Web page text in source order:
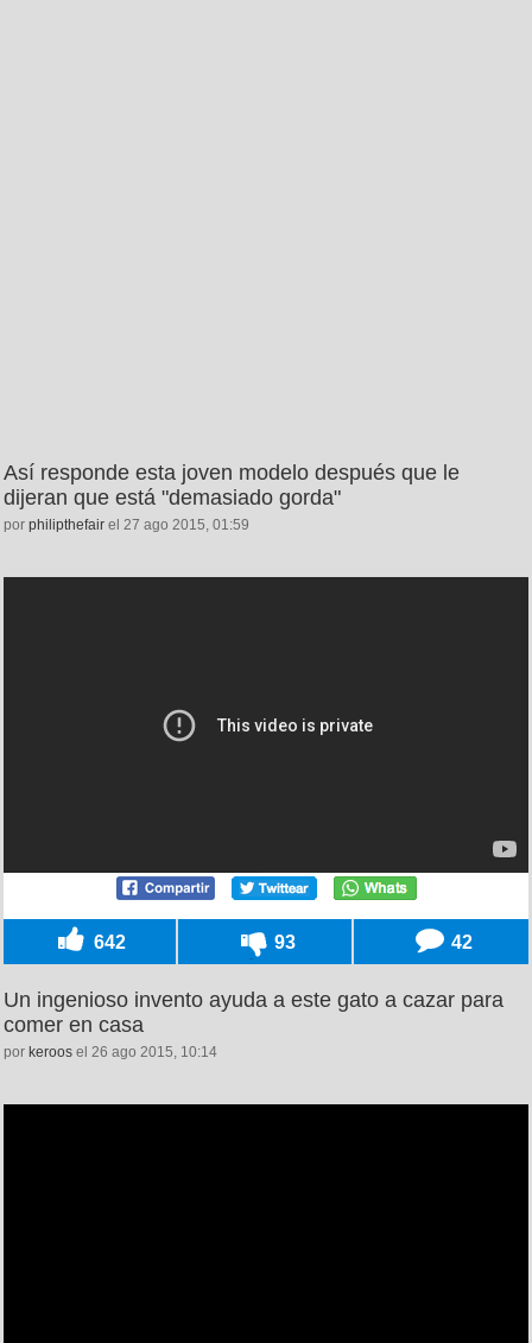
Así responde esta joven modelo después que le
dijeran que está "demasiado gorda"
por philipthefair el 27 ago 2015, 01:59
642 93 42
Un ingenioso invento ayuda a este gato a cazar para
comer en casa
por keroos el 26 ago 2015, 10:14